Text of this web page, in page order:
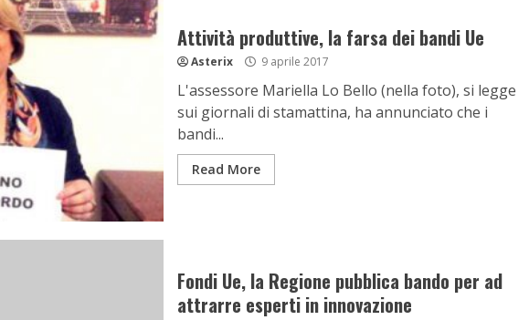
Attività produttive, la farsa dei bandi Ue
Asterix 9 aprile 2017
L'assessore Mariella Lo Bello (nella foto), si legge
sui giornali di stamattina, ha annunciato che i
bandi...
Read More
Fondi Ue, la Regione pubblica bando per ad
attrarre esperti in innovazione